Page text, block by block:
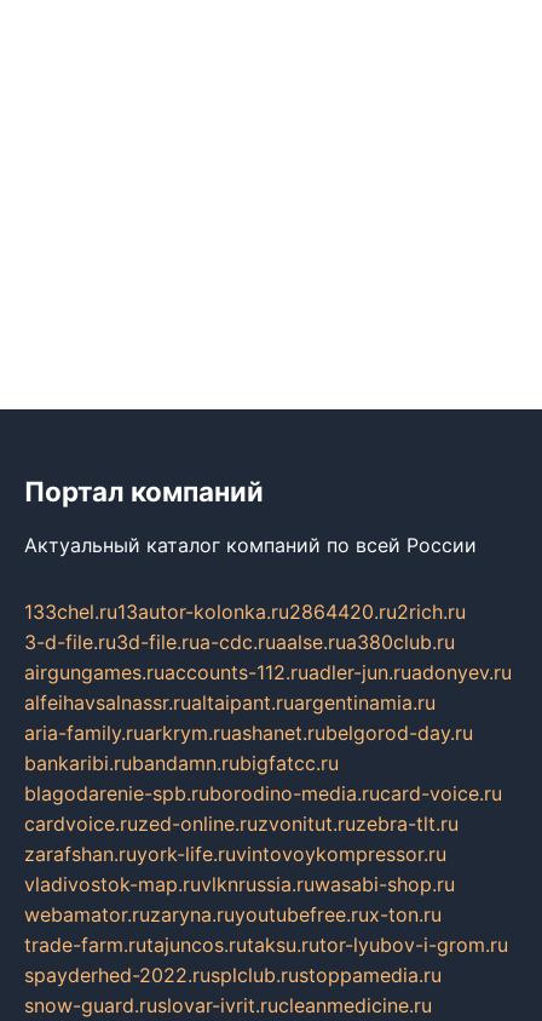
Портал компаний
Актуальный каталог компаний по всей России
133chel.ru13autor-kolonka.ru2864420.ru2rich.ru
3-d-file.ru3d-file.rua-cdc.ruaalse.rua380club.ru
airgungames.ruaccounts-112.ruadler-jun.ruadonyev.ru
alfeihavsalnassr.rualtaipant.ruargentinamia.ru
aria-family.ruarkrym.ruashanet.rubelgorod-day.ru
bankaribi.rubandamn.rubigfatcc.ru
blagodarenie-spb.ruborodino-media.rucard-voice.ru
cardvoice.ruzed-online.ruzvonitut.ruzebra-tlt.ru
zarafshan.ruyork-life.ruvintovoykompressor.ru
vladivostok-map.ruvlknrussia.ruwasabi-shop.ru
webamator.ruzaryna.ruyoutubefree.rux-ton.ru
trade-farm.rutajuncos.rutaksu.rutor-lyubov-i-grom.ru
spayderhed-2022.rusplclub.rustoppamedia.ru
snow-guard.ruslovar-ivrit.rucleanmedicine.ru